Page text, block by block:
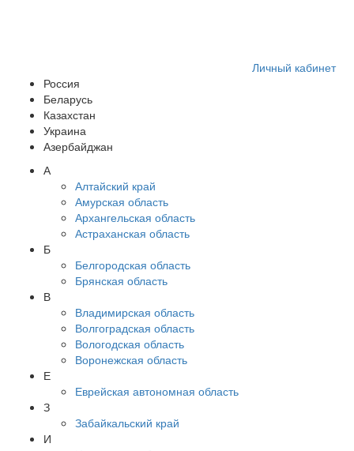
Личный кабинет
Россия
Беларусь
Казахстан
Украина
Азербайджан
А
Алтайский край
Амурская область
Архангельская область
Астраханская область
Б
Белгородская область
Брянская область
В
Владимирская область
Волгоградская область
Вологодская область
Воронежская область
Е
Еврейская автономная область
З
Забайкальский край
И